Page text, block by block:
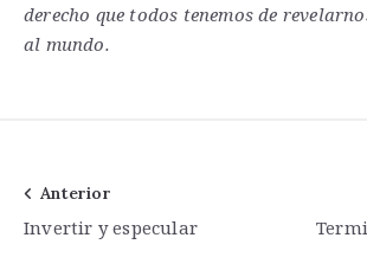
derecho que todos tenemos de
al mundo.
Navegación
de
Anterior
Invertir y especular